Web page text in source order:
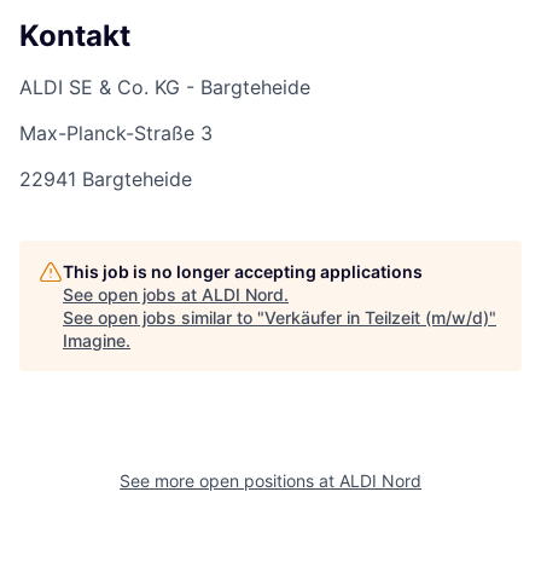
Kontakt
ALDI SE & Co. KG - Bargteheide
Max-Planck-Straße 3
22941 Bargteheide
This job is no longer accepting applications
See open jobs at ALDI Nord.
See open jobs similar to "Verkäufer in Teilzeit (m/w/d)"
Imagine.
See more open positions at ALDI Nord